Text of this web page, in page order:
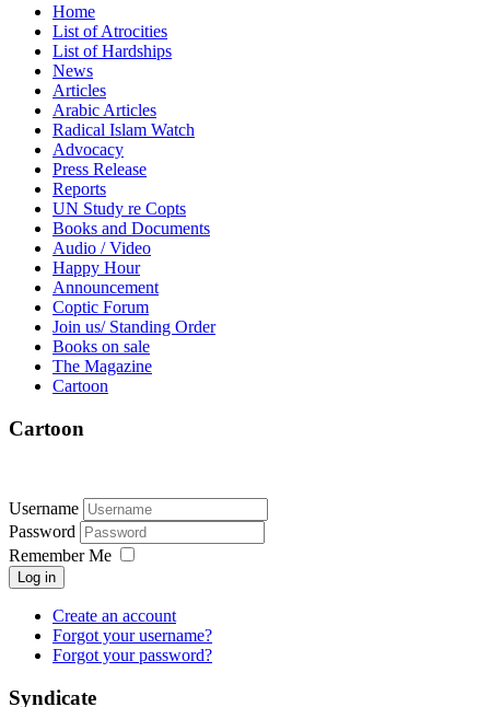
Home
List of Atrocities
List of Hardships
News
Articles
Arabic Articles
Radical Islam Watch
Advocacy
Press Release
Reports
UN Study re Copts
Books and Documents
Audio / Video
Happy Hour
Announcement
Coptic Forum
Join us/ Standing Order
Books on sale
The Magazine
Cartoon
Cartoon
Username
Password
Remember Me
Log in
Create an account
Forgot your username?
Forgot your password?
Syndicate